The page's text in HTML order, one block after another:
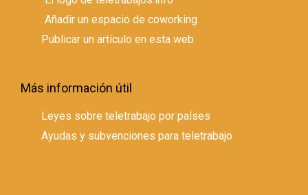
Añadir un espacio de coworking
Publicar un artículo en esta web
Más información útil
Leyes sobre teletrabajo por países
Ayudas y subvenciones para teletrabajo